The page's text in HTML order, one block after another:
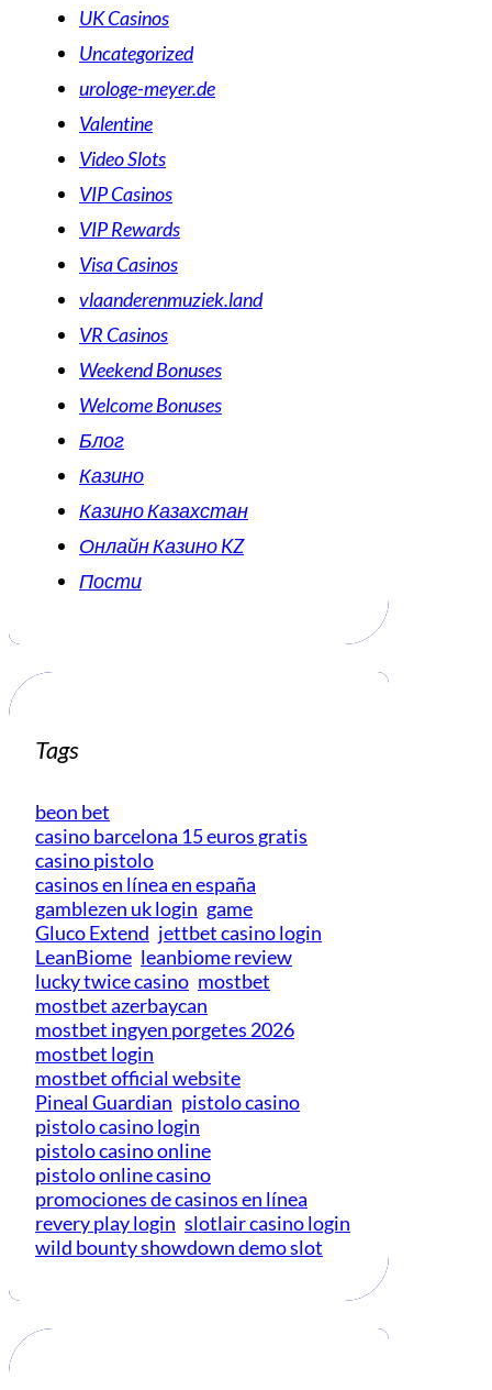
UK Casinos
Uncategorized
urologe-meyer.de
Valentine
Video Slots
VIP Casinos
VIP Rewards
Visa Casinos
vlaanderenmuziek.land
VR Casinos
Weekend Bonuses
Welcome Bonuses
Блог
Казино
Казино Казахстан
Онлайн Казино KZ
Пости
Tags
beon bet
casino barcelona 15 euros gratis
casino pistolo
casinos en línea en españa
gamblezen uk login game
Gluco Extend jettbet casino login
LeanBiome leanbiome review
lucky twice casino mostbet
mostbet azerbaycan
mostbet ingyen porgetes 2026
mostbet login
mostbet official website
Pineal Guardian pistolo casino
pistolo casino login
pistolo casino online
pistolo online casino
promociones de casinos en línea
revery play login slotlair casino login
wild bounty showdown demo slot